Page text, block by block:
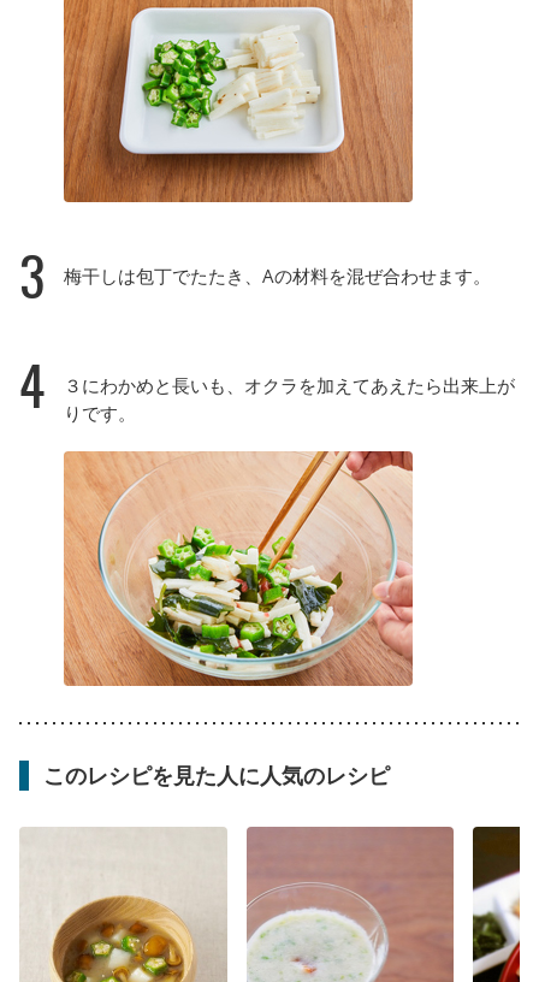
3 梅干しは包丁でたたき、Aの材料を混ぜ合わせます。
4
３にわかめと長いも、オクラを加えてあえたら出来上が
りです。
このレシピを見た人に人気のレシピ